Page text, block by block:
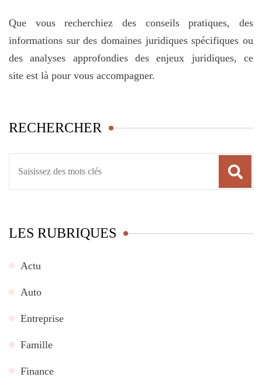
Que vous recherchiez des conseils pratiques, des
informations sur des domaines juridiques spécifiques ou
des analyses approfondies des enjeux juridiques, ce
site est là pour vous accompagner.
RECHERCHER
LES RUBRIQUES
Actu
Auto
Entreprise
Famille
Finance